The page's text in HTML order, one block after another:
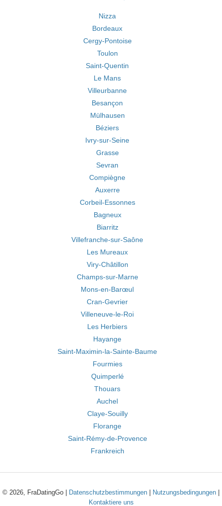
Nizza
Bordeaux
Cergy-Pontoise
Toulon
Saint-Quentin
Le Mans
Villeurbanne
Besançon
Mülhausen
Béziers
Ivry-sur-Seine
Grasse
Sevran
Compiègne
Auxerre
Corbeil-Essonnes
Bagneux
Biarritz
Villefranche-sur-Saône
Les Mureaux
Viry-Châtillon
Champs-sur-Marne
Mons-en-Barœul
Cran-Gevrier
Villeneuve-le-Roi
Les Herbiers
Hayange
Saint-Maximin-la-Sainte-Baume
Fourmies
Quimperlé
Thouars
Auchel
Claye-Souilly
Florange
Saint-Rémy-de-Provence
Frankreich
© 2026, FraDatingGo | Datenschutzbestimmungen Nutzungsbedingungen
Kontaktiere uns